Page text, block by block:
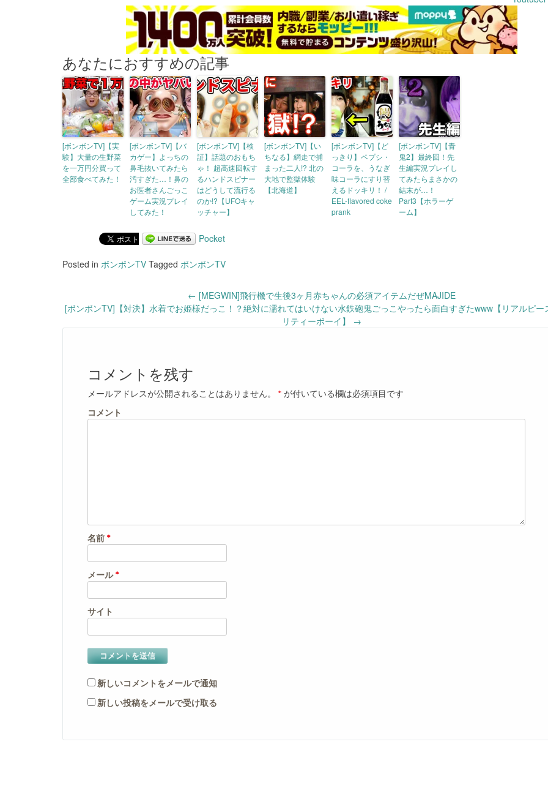
あなたにおすすめの記事
[ボンボンTV]【実
験】大量の生野菜
を一万円分買って
全部食べてみた！
[ボンボンTV]【バ
カゲー】よっちの
鼻毛抜いてみたら
汚すぎた…！鼻の
お医者さんごっこ
ゲーム実況プレイ
してみた！
[ボンボンTV]【検
証】話題のおもち
ゃ！ 超高速回転す
るハンドスピナー
はどうして流行る
のか!?【UFOキャ
ッチャー】
[ボンボンTV]【い
ちなる】網走で捕
まった二人!? 北の
大地で監獄体験
【北海道】
[ボンボンTV]【ど
っきり】ペプシ・
コーラを、うなぎ
味コーラにすり替
えるドッキリ！ /
EEL-flavored coke
prank
[ボンボンTV]【青
鬼2】最終回！先
生編実況プレイし
てみたらまさかの
結末が…！
Part3【ホラーゲ
ーム】
Pocket
Posted in ボンボンTV Tagged ボンボンTV
Post
navigation
← [MEGWIN]飛行機で生後3ヶ月赤ちゃんの必須アイテムだぜMAJIDE
[ボンボンTV]【対決】水着でお姫様だっこ！？絶対に濡れてはいけない水鉄砲鬼ごっこやったら面白すぎたwww【リアルピー
リティーボーイ】
→
コメントを残す
メールアドレスが公開されることはありません。 * が付いている欄は必須項目です
コメント
名前 *
メール*
サイト
新しいコメントをメールで通知
新しい投稿をメールで受け取る